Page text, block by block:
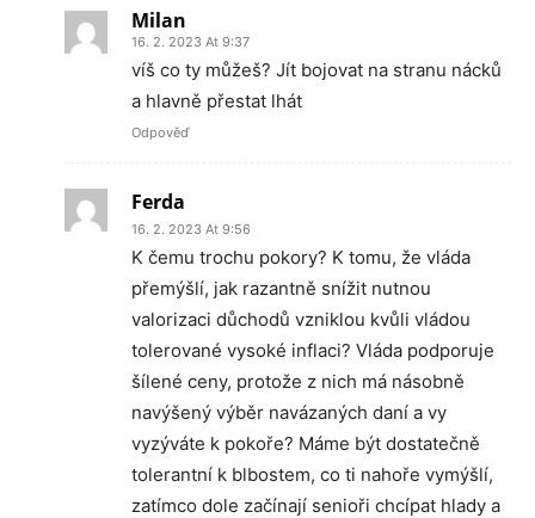
Milan
16. 2. 2023 At 9:37
víš co ty můžeš? Jít bojovat na stranu nácků
a hlavně přestat lhát
Odpověď
Ferda
16. 2. 2023 At 9:56
K čemu trochu pokory? K tomu, že vláda
přemýšlí, jak razantně snížit nutnou
valorizaci důchodů vzniklou kvůli vládou
tolerované vysoké inflaci? Vláda podporuje
šílené ceny, protože z nich má násobně
navýšený výběr navázaných daní a vy
vyzýváte k pokoře? Máme být dostatečně
tolerantní k blbostem, co ti nahoře vymýšlí,
zatímco dole začínají senioři chcípat hlady a